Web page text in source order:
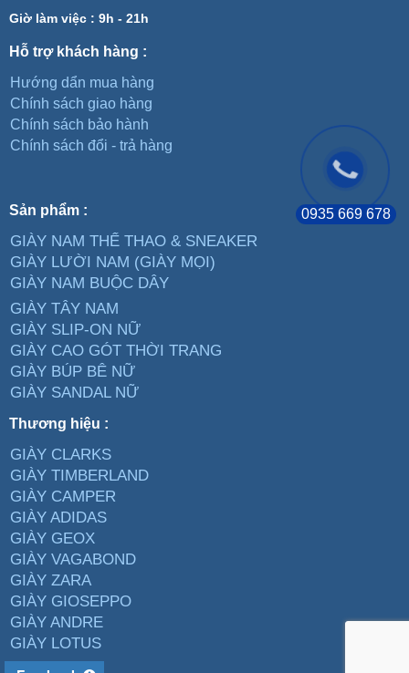
Giờ làm việc : 9h - 21h
Hỗ trợ khách hàng :
Hướng dẩn mua hàng
Chính sách giao hàng
Chính sách bảo hành
Chính sách đổi - trả hàng
Sản phẩm :
GIÀY NAM THỂ THAO & SNEAKER
GIÀY LƯỜI NAM (GIÀY MỌI)
GIÀY NAM BUỘC DÂY
GIÀY TÂY NAM
GIÀY SLIP-ON NỮ
GIÀY CAO GÓT THỜI TRANG
GIÀY BÚP BÊ NỮ
GIÀY SANDAL NỮ
Thương hiệu :
GIÀY CLARKS
GIÀY TIMBERLAND
GIÀY CAMPER
GIÀY ADIDAS
GIÀY GEOX
GIÀY VAGABOND
GIÀY ZARA
GIÀY GIOSEPPO
GIÀY ANDRE
GIÀY LOTUS
0935 669 678